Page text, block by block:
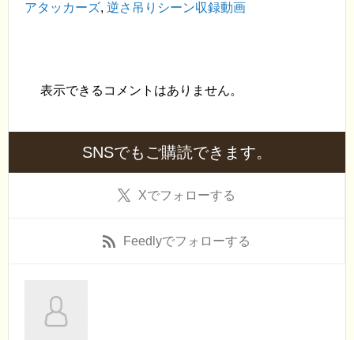
アタッカーズ, 逆さ吊りシーン収録動画
表示できるコメントはありません。
SNSでもご購読できます。
Xでフォローする
Feedlyでフォローする